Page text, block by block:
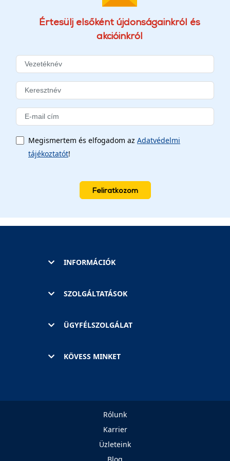
Értesülj elsőként újdonságainkról és
akcióinkról
Megismertem és elfogadom az Adatvédelmi
tájékoztatót!
Feliratkozom
INFORMÁCIÓK
SZOLGÁLTATÁSOK
ÜGYFÉLSZOLGÁLAT
KÖVESS MINKET
Rólunk
Karrier
Üzleteink